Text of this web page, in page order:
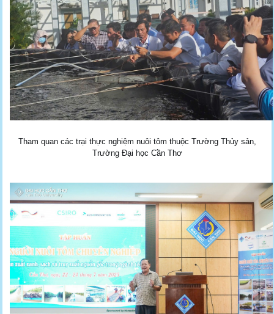
Tham quan các trại thực nghiệm nuôi tôm thuộc Trường Thủy sản,
Trường Đại học Cần Thơ